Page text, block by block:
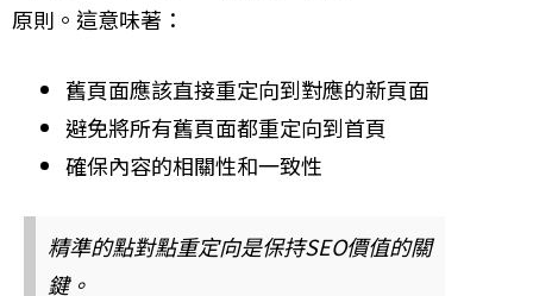
原則。這意味著：
舊頁面應該直接重定向到對應的新頁面
避免將所有舊頁面都重定向到首頁
確保內容的相關性和一致性
精準的點對點重定向是保持SEO價值的關
鍵。